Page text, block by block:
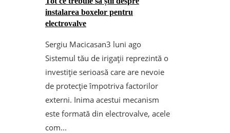
instalarea boxelor pentru
electrovalve
Sergiu Macicasan3 luni ago
Sistemul tău de irigații reprezintă o
investiție serioasă care are nevoie
de protecție împotriva factorilor
externi. Inima acestui mecanism
este formată din electrovalve, acele
com...